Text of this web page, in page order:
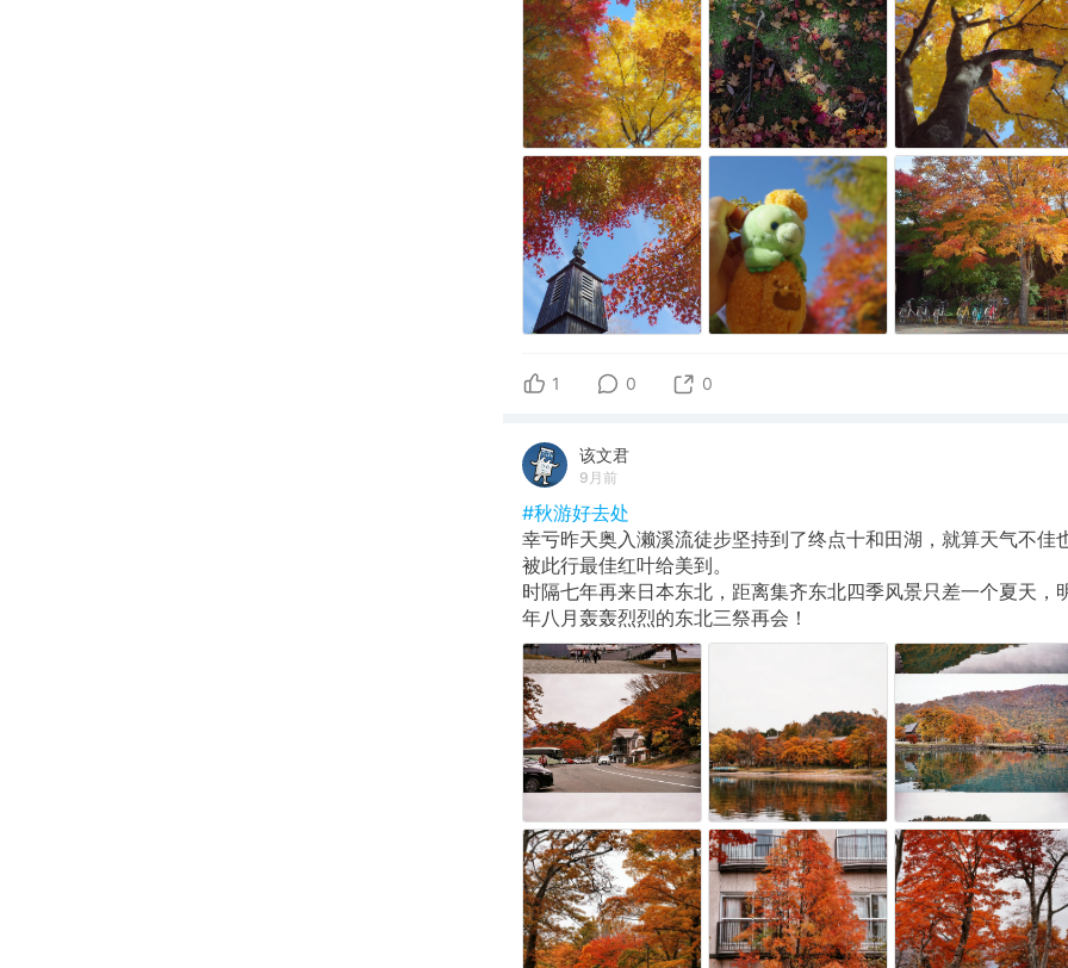
1 0 0
该文君
9月前
#秋游好去处
幸亏昨天奥入濑溪流徒步坚持到了终点十和田湖，就算天气不佳
被此行最佳红叶给美到。
时隔七年再来日本东北，距离集齐东北四季风景只差一个夏天，
年八月轰轰烈烈的东北三祭再会！